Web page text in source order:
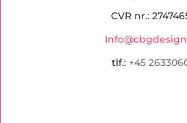
CVR nr.:
tlf.: +45